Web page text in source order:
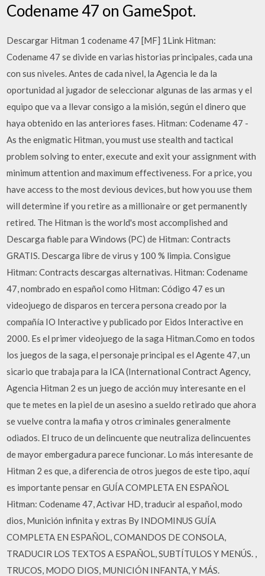
Codename 47 on GameSpot.
Descargar Hitman 1 codename 47 [MF] 1Link Hitman:
Codename 47 se divide en varias historias principales, cada una
con sus niveles. Antes de cada nivel, la Agencia le da la
oportunidad al jugador de seleccionar algunas de las armas y el
equipo que va a llevar consigo a la misión, según el dinero que
haya obtenido en las anteriores fases. Hitman: Codename 47 -
As the enigmatic Hitman, you must use stealth and tactical
problem solving to enter, execute and exit your assignment with
minimum attention and maximum effectiveness. For a price, you
have access to the most devious devices, but how you use them
will determine if you retire as a millionaire or get permanently
retired. The Hitman is the world's most accomplished and
Descarga fiable para Windows (PC) de Hitman: Contracts
GRATIS. Descarga libre de virus y 100 % limpia. Consigue
Hitman: Contracts descargas alternativas. Hitman: Codename
47, nombrado en español como Hitman: Código 47 es un
videojuego de disparos en tercera persona creado por la
compañía IO Interactive y publicado por Eidos Interactive en
2000. Es el primer videojuego de la saga Hitman.Como en todos
los juegos de la saga, el personaje principal es el Agente 47, un
sicario que trabaja para la ICA (International Contract Agency,
Agencia Hitman 2 es un juego de acción muy interesante en el
que te metes en la piel de un asesino a sueldo retirado que ahora
se vuelve contra la mafia y otros criminales generalmente
odiados. El truco de un delincuente que neutraliza delincuentes
de mayor embergadura parece funcionar. Lo más interesante de
Hitman 2 es que, a diferencia de otros juegos de este tipo, aquí
es importante pensar en GUÍA COMPLETA EN ESPAÑOL
Hitman: Codename 47, Activar HD, traducir al español, modo
dios, Munición infinita y extras By INDOMINUS GUÍA
COMPLETA EN ESPAÑOL, COMANDOS DE CONSOLA,
TRADUCIR LOS TEXTOS A ESPAÑOL, SUBTÍTULOS Y MENÚS. ,
TRUCOS, MODO DIOS, MUNICIÓN INFANTA, Y MÁS.